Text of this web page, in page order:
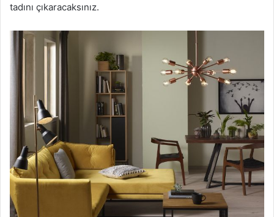
tadını çıkaracaksınız.